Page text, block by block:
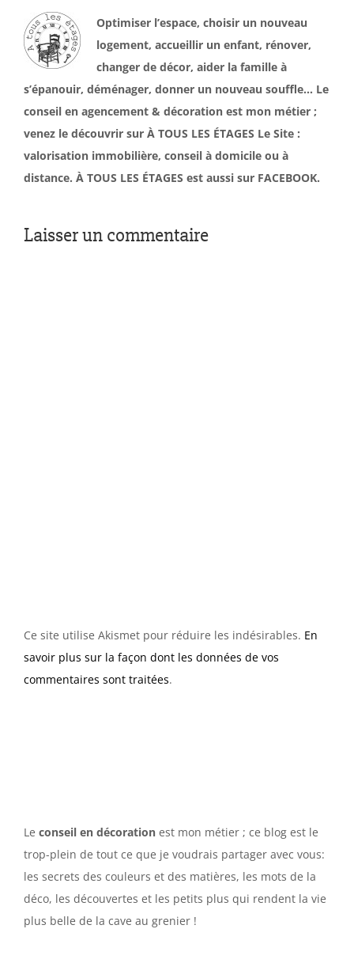
Optimiser l’espace, choisir un nouveau
logement, accueillir un enfant, rénover,
changer de décor, aider la famille à
s’épanouir, déménager, donner un nouveau souffle… Le
conseil en agencement & décoration est mon métier ;
venez le découvrir sur À TOUS LES ÉTAGES Le Site :
valorisation immobilière, conseil à domicile ou à
distance. À TOUS LES ÉTAGES est aussi sur FACEBOOK.
Laisser un commentaire
Ce site utilise Akismet pour réduire les indésirables. En
savoir plus sur la façon dont les données de vos
commentaires sont traitées.
Le conseil en décoration est mon métier ; ce blog est le
trop-plein de tout ce que je voudrais partager avec vous:
les secrets des couleurs et des matières, les mots de la
déco, les découvertes et les petits plus qui rendent la vie
plus belle de la cave au grenier !